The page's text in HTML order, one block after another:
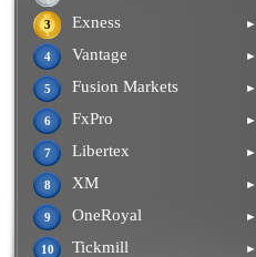
3 Exness ►
4 Vantage ►
5 Fusion Markets ►
6 FxPro ►
7 Libertex ►
8 XM ►
9 OneRoyal ►
10 Tickmill ►